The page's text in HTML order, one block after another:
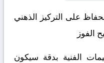
على التركيز الذهني
الفوز
الفنية بدقة سيكون